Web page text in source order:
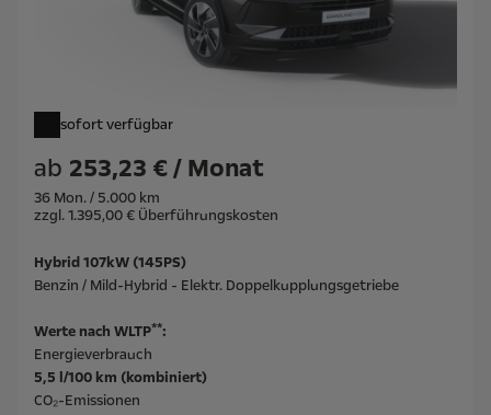
sofort verfügbar
ab 253,23 € / Monat
36 Mon. / 5.000 km
zzgl. 1.395,00 € Überführungskosten
Hybrid 107kW (145PS)
Benzin / Mild-Hybrid - Elektr. Doppelkupplungsgetriebe
Werte nach WLTP**:
Energieverbrauch
5,5 l/100 km (kombiniert)
CO₂-Emissionen